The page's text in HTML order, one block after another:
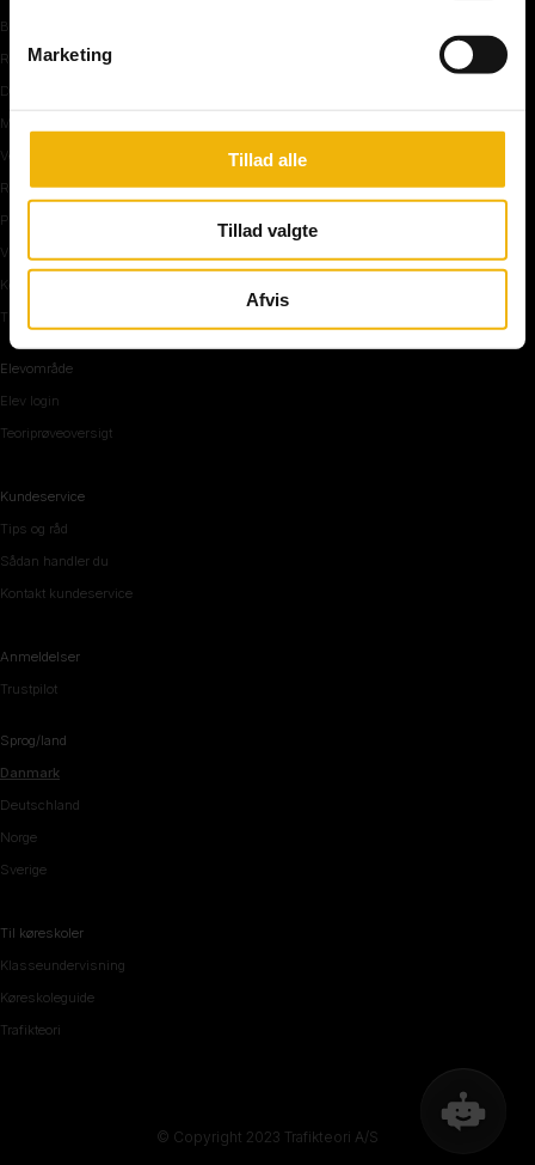
Marketing
Tillad alle
Tillad valgte
Afvis
Bilens teknik
Risikoforhold
De første manøvre på vej
Manøvre på vej
Vejkryds
Rundkørsel og motorvej
Parkering, mørke og tunnel
Vi mennesker
Køreteknik
Tips og råd inden teoriprøven
Elevområde
Elev login
Teoriprøveoversigt
Kundeservice
Tips og råd
Sådan handler du
Kontakt kundeservice
Anmeldelser
Trustpilot
Sprog/land
Danmark
Deutschland
Norge
Sverige
Til køreskoler
Klasseundervisning
Køreskoleguide
Trafikteori
© Copyright 2023 Trafikteori A/S